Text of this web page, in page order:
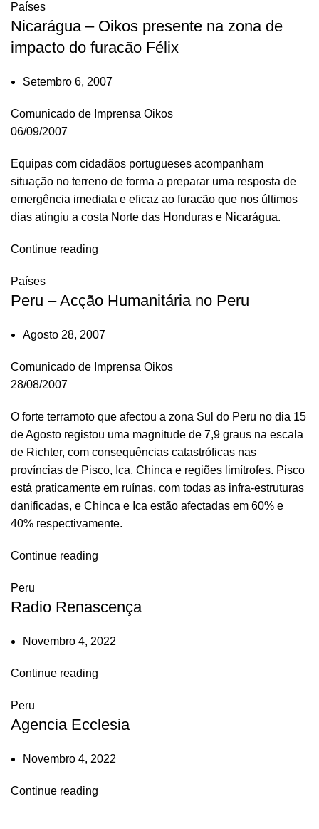
Países
Nicarágua – Oikos presente na zona de
impacto do furacão Félix
Setembro 6, 2007
Comunicado de Imprensa Oikos
06/09/2007
Equipas com cidadãos portugueses acompanham
situação no terreno de forma a preparar uma resposta de
emergência imediata e eficaz ao furacão que nos últimos
dias atingiu a costa Norte das Honduras e Nicarágua.
Continue reading
Países
Peru – Acção Humanitária no Peru
Agosto 28, 2007
Comunicado de Imprensa Oikos
28/08/2007
O forte terramoto que afectou a zona Sul do Peru no dia 15
de Agosto registou uma magnitude de 7,9 graus na escala
de Richter, com consequências catastróficas nas
províncias de Pisco, Ica, Chinca e regiões limítrofes. Pisco
está praticamente em ruínas, com todas as infra-estruturas
danificadas, e Chinca e Ica estão afectadas em 60% e
40% respectivamente.
Continue reading
Peru
Radio Renascença
Novembro 4, 2022
Continue reading
Peru
Agencia Ecclesia
Novembro 4, 2022
Continue reading